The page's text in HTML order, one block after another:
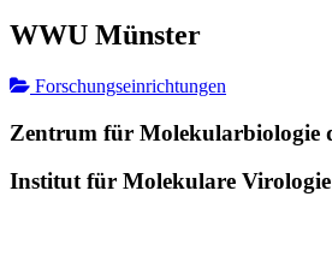
WWU Münster
Forschungseinrichtungen
Zentrum für Molekularbiologie
Institut für Molekulare Virologie